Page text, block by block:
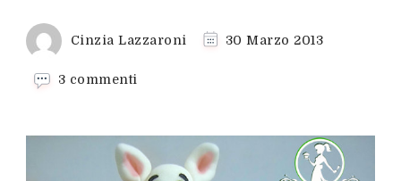
Cinzia Lazzaroni 30 Marzo 2013
3 commenti
disegno
carota